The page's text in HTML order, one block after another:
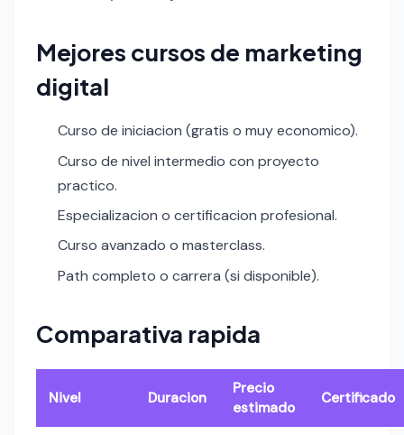
Mejores cursos de marketing
digital
Curso de iniciacion (gratis o muy economico).
Curso de nivel intermedio con proyecto
practico.
Especializacion o certificacion profesional.
Curso avanzado o masterclass.
Path completo o carrera (si disponible).
Comparativa rapida
Nivel Duracion
Precio
estimado
Certificado